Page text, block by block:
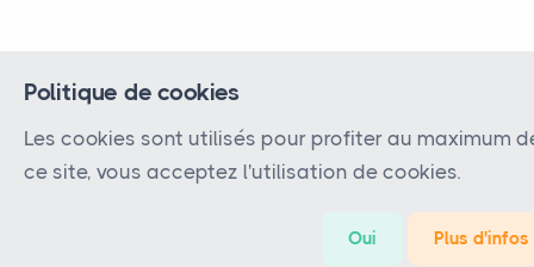
Politique de cookies
Les cookies sont utilisés pour profiter au maximum
ce site, vous acceptez l'utilisation de cookies.
Oui Plus d'infos